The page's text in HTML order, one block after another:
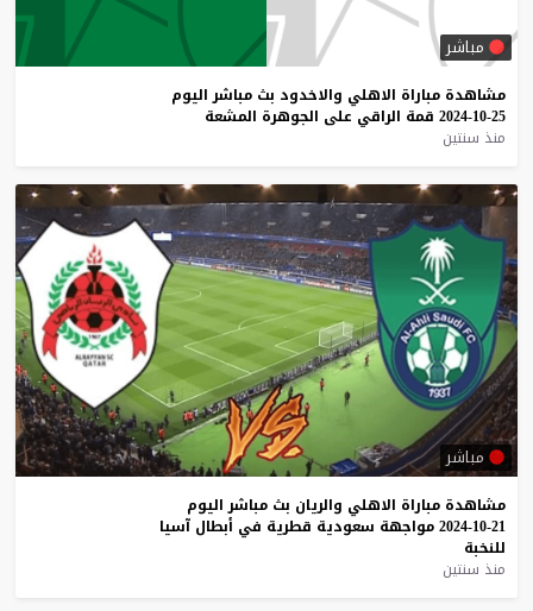
مباشر
مشاهدة مباراة الاهلي والاخدود بث مباشر اليوم
25-10-2024
قمة الراقي على الجوهرة المشعة
منذ سنتين
مباشر
مشاهدة مباراة الاهلي والريان بث مباشر اليوم
21-10-2024
مواجهة سعودية قطرية في أبطال آسيا
للنخبة
منذ سنتين